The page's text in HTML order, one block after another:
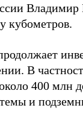
Владимир
кубометров.
В
400 млн
и